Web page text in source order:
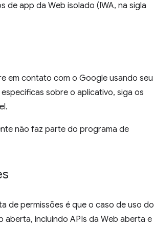
de app da Web isolado (IWA, na sigla
em contato com o Google usando seu
sobre o aplicativo, siga os
não faz parte do programa de
de permissões é que o caso de uso do
incluindo APIs da Web aberta e